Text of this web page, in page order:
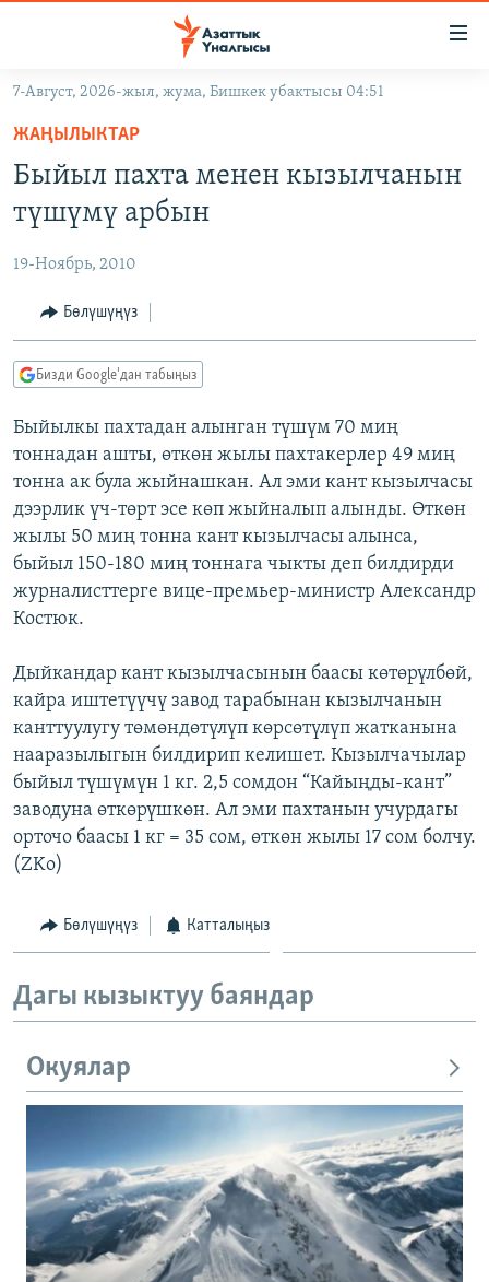
Навигацияга
өтүңүз
Издөөгө
салыңыз
ЭКОНОМИКА
МАДАНИЯТ
БОРБОР АЗИЯ
УКРАИНА
АТАЙЫН ИЛИКТӨӨ
ТВ ПРОГРАММАЛАР
ЭКСПЕРТТЕР ТАЛДАЙТ
БИЗ ЖАНА ДҮЙНӨ
ДАНИСТЕ
ЭЖЕ-СИҢДИЛЕР
ЫҢГАЙСЫЗ СУРООЛОР
ӨЗГӨЧӨ ПИКИР
Русский
ОНЛАЙН ШЕРИНЕ
7-Август, 2026-жыл, жума, Бишкек убактысы 04:51
ЖАҢЫЛЫКТАР
Быйыл пахта менен кызылчанын
түшүмү арбын
19-Ноябрь, 2010
Бөлүшүңүз
Бизди Google'дан табыңыз
Быйылкы пахтадан алынган түшүм 70 миң
тоннадан ашты, өткөн жылы пахтакерлер 49 миң
тонна ак була жыйнашкан. Ал эми кант кызылчасы
дээрлик үч-төрт эсе көп жыйналып алынды. Өткөн
жылы 50 миң тонна кант кызылчасы алынса,
быйыл 150-180 миң тоннага чыкты деп билдирди
журналисттерге вице-премьер-министр Александр
Костюк.
Дыйкандар кант кызылчасынын баасы көтөрүлбөй,
кайра иштетүүчү завод тарабынан кызылчанын
канттуулугу төмөндөтүлүп көрсөтүлүп жатканына
нааразылыгын билдирип келишет. Кызылчачылар
быйыл түшүмүн 1 кг. 2,5 сомдон “Кайыңды-кант”
заводуна өткөрүшкөн. Ал эми пахтанын учурдагы
орточо баасы 1 кг = 35 сом, өткөн жылы 17 сом болчу.
(ZKo)
Бөлүшүңүз Катталыңыз
Дагы кызыктуу баяндар
Окуялар